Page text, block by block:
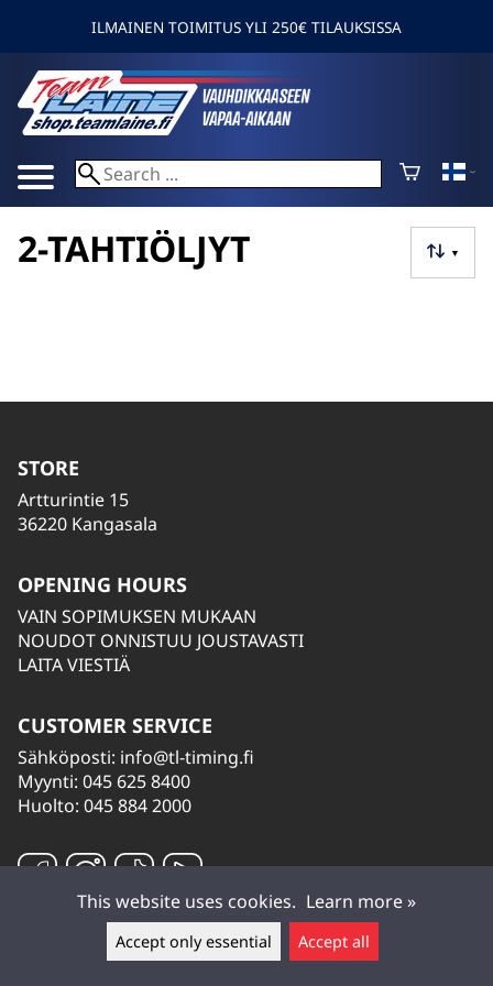
Leave a message ▲
ILMAINEN TOIMITUS YLI 250€ TILAUKSISSA
▼
2-TAHTIÖLJYT
STORE
Artturintie 15
36220 Kangasala
OPENING HOURS
VAIN SOPIMUKSEN MUKAAN
NOUDOT ONNISTUU JOUSTAVASTI
LAITA VIESTIÄ
CUSTOMER SERVICE
Sähköposti: info@tl-timing.fi
Myynti: 045 625 8400
Huolto: 045 884 2000
This website uses cookies. Learn more »
Accept only essential Accept all